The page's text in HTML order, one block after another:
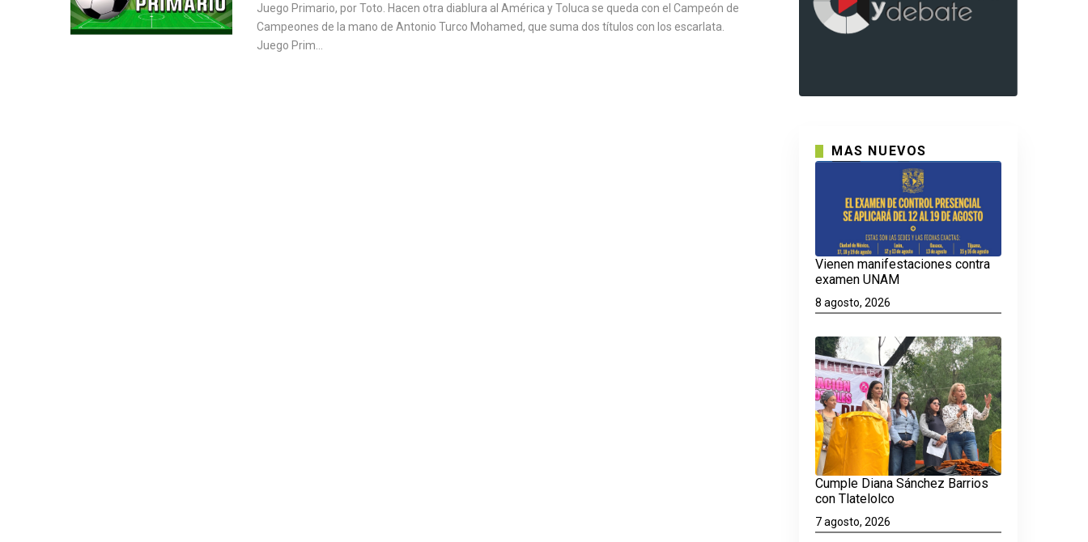
Juego Primario, por Toto. Hacen otra diablura al América y Toluca se queda con el Campeón de
Campeones de la mano de Antonio Turco Mohamed, que suma dos títulos con los escarlata.
Juego Prim...
MAS NUEVOS
Vienen manifestaciones contra
examen UNAM
8 agosto, 2026
Cumple Diana Sánchez Barrios
con Tlatelolco
7 agosto, 2026